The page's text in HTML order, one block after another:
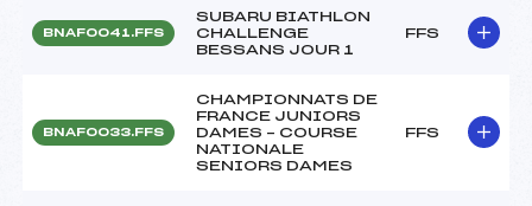
BNAF0041.FFS
SUBARU BIATHLON
CHALLENGE
BESSANS JOUR 1
FFS
BNAF0033.FFS
CHAMPIONNATS DE
FRANCE JUNIORS
DAMES – COURSE
NATIONALE
SENIORS DAMES
FFS